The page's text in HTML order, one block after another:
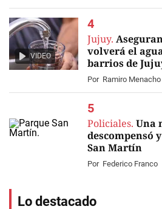
VIDEO
Jujuy.
volverá el
barrios de
Por Ramiro Menacho
Policiales. Una
descompensó
San Martín
Por Federico Franco
Lo destacado